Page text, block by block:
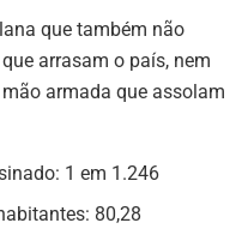
que também não
arrasam o país, nem
armada que assolam
1 em 1.246
80,28